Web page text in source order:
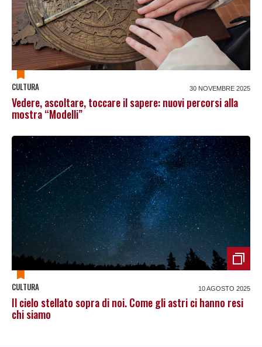
CULTURA 30 NOVEMBRE 2025
Vedere, ascoltare, toccare il sapere: nuovi percorsi alla
mostra “Modelli”
CULTURA 10 AGOSTO 2025
Il cielo stellato sopra di noi. Come gli astri ci hanno resi
chi siamo